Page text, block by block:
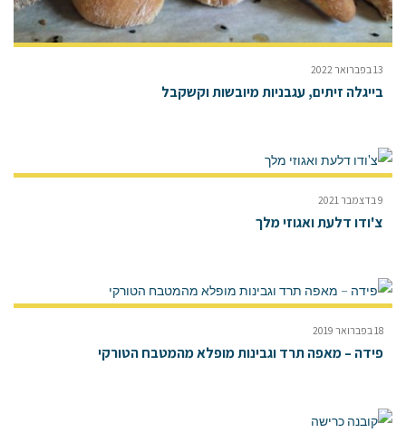
13 בפברואר 2022
בייגלה זיתים, עגבניות מיובשות וקשקבל
9 בדצמבר 2021
צ'ודו דלעת ואגוזי מלך
18 בפברואר 2019
פידה – מאפה תרד וגבינות מופלא מהמטבח הטורקי